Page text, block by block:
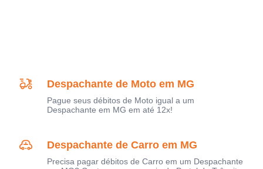
Despachante de Moto em MG
Pague seus débitos de Moto igual a um
Despachante em MG em até 12x!
Despachante de Carro em MG
Precisa pagar débitos de Carro em um Despachante